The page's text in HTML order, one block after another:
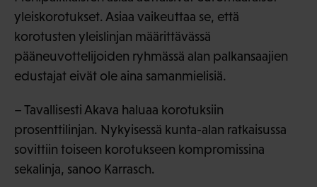
yleiskorotukset. Asiaa vaikeuttaa se, että
korotusten yleislinjan määrittävässä
pääneuvottelijoiden ryhmässä alan palkansaajien
edustajat eivät ole aina samanmielisiä.
– Tavallisesti Akava haluaa korotuksiin
prosenttilinjan. Nykyisessä kunta-alan ratkaisussa
sovittiin toiseen korotukseen kompromissina
sekalinja, sanoo Karrasch.